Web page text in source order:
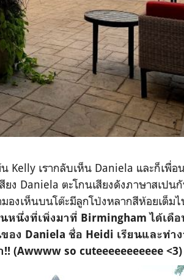
เรากลับเห็น Daniela และก็เพื่อ
ง Daniela ตะโกนเสียงดังภาษาสเปน
องเห็นบนโต๊ะมีลูกโป่งหลากสีห้อยเต็ม
หนึ่งที่เพิ่งมาที่ Birmingham ได้เดือ
ง Daniela ชื่อ Heidi เรียนและทำ
(Awwww so cuteeeeeeeeeee <3)